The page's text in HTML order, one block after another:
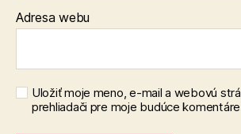
Adresa webu
Uložiť moje meno, e-mail a webovú
prehliadači pre moje budúce